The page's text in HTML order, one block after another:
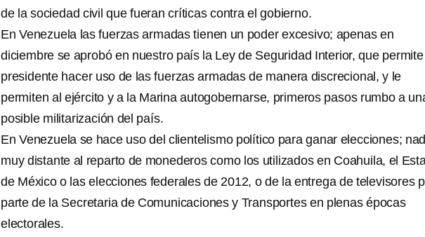
de la sociedad civil que fueran críticas contra el gobierno.
En Venezuela las fuerzas armadas tienen un poder excesivo; apenas en
diciembre se aprobó en nuestro país la Ley de Seguridad Interior, que
presidente hacer uso de las fuerzas armadas de manera discrecional, y le
permiten al ejército y a la Marina autogobernarse, primeros pasos rumbo a
posible militarización del país.
En Venezuela se hace uso del clientelismo político para ganar elecciones;
muy distante al reparto de monederos como los utilizados en Coahuila, el
de México o las elecciones federales de 2012, o de la entrega de televisores
parte de la Secretaria de Comunicaciones y Transportes en plenas épocas
electorales.